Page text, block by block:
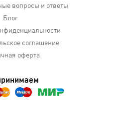
вопросы и ответы
Блог
соглашение
оферта